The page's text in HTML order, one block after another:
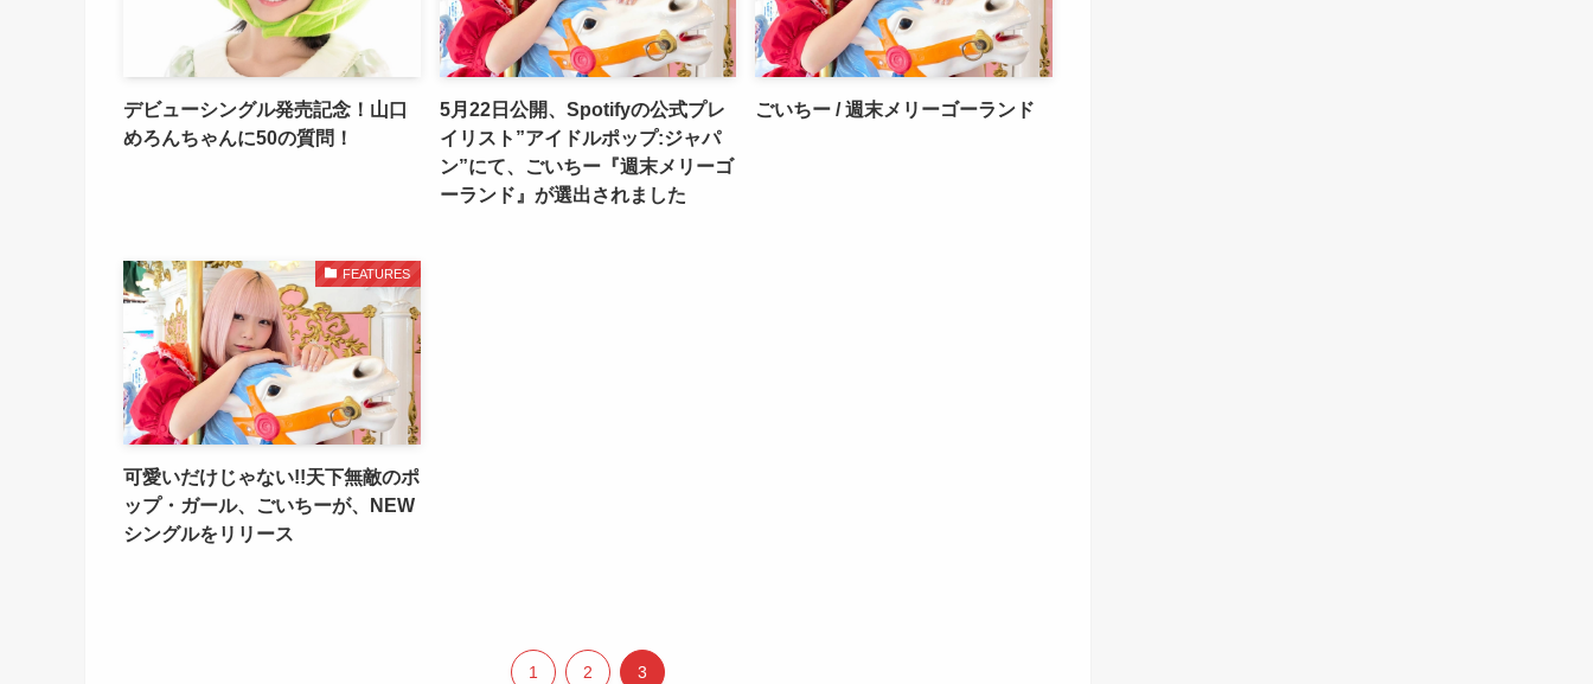
デビューシングル発売記念！山口
めろんちゃんに50の質問！
5月22日公開、Spotifyの公式プレ
イリスト”アイドルポップ:ジャパ
ン”にて、ごいちー『週末メリーゴ
ーランド』が選出されました
ごいちー / 週末メリーゴーランド
FEATURES
可愛いだけじゃない!!天下無敵のポ
ップ・ガール、ごいちーが、NEW
シングルをリリース
1 2 3